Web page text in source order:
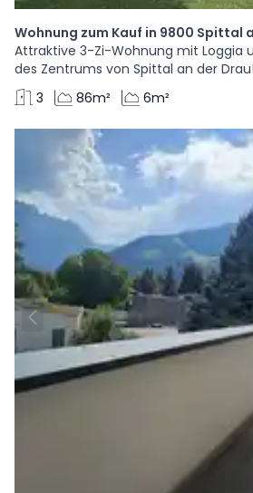
Wohnung zum Kauf in 9800 Spittal
Attraktive 3-Zi-Wohnung mit Loggia
des Zentrums von Spittal an der Drau!
3
86m² 6m²